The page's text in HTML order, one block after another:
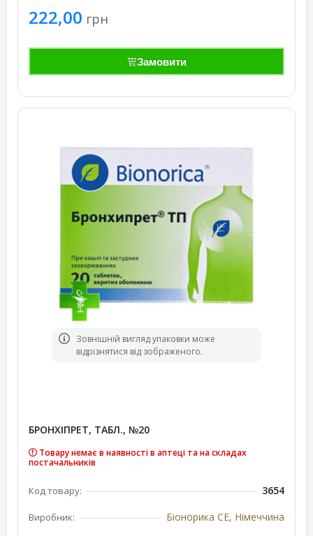
222,00 грн
Замовити
Зовнішній вигляд упаковки може
відрізнятися від зображеного.
БРОНХІПРЕТ, ТАБЛ., №20
Товару немає в наявності в аптеці та на складах
постачальників
Код товару: 3654
Виробник: Біонорика СЕ, Німеччина